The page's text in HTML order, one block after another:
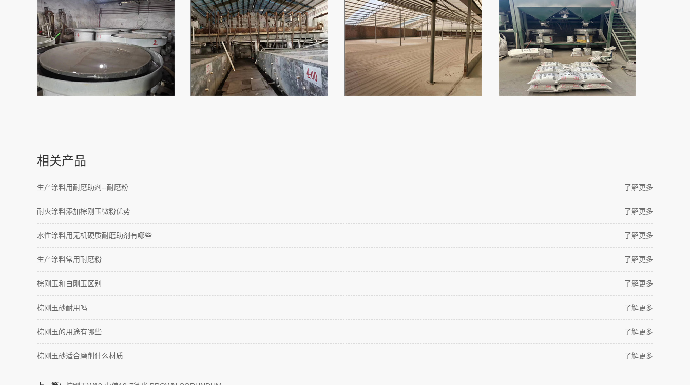
相关产品
了解更多
生产涂料用耐磨助剂--耐磨粉
了解更多
耐火涂料添加棕刚玉微粉优势
了解更多
水性涂料用无机硬质耐磨助剂有哪些
了解更多
生产涂料常用耐磨粉
了解更多
棕刚玉和白刚玉区别
了解更多
棕刚玉砂耐用吗
了解更多
棕刚玉的用途有哪些
了解更多
棕刚玉砂适合磨削什么材质